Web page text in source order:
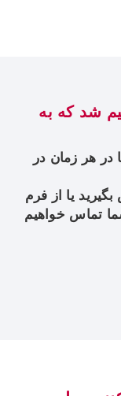
شد که به
هر زمان در
یا از فرم
تماس خواهیم